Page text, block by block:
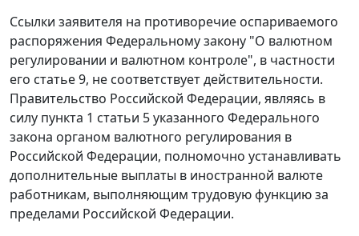
Ссылки заявителя на противоречие оспариваемого
распоряжения Федеральному закону "О валютном
регулировании и валютном контроле", в частности
его статье 9, не соответствует действительности.
Правительство Российской Федерации, являясь в
силу пункта 1 статьи 5указанного Федерального
закона органом валютного регулирования в
Российской Федерации, полномочно устанавливать
дополнительные выплаты в иностранной валюте
работникам, выполняющим трудовую функцию за
пределами Российской Федерации.